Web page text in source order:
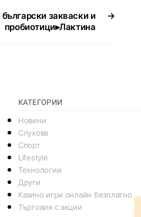
→
закваски и
пробиотици▸Лактина
КАТЕГОРИИ
Новини
Слухове
Спорт
Lifestyle
Технологии
Други
Казино игри онлайн безплатно
Търговия с акции